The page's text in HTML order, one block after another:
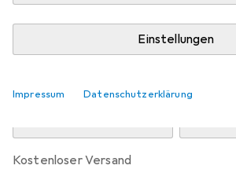
Einstellungen
Impressum Datenschutzerklärung
kostenloser Versand